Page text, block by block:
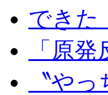
できた
「原
〝や